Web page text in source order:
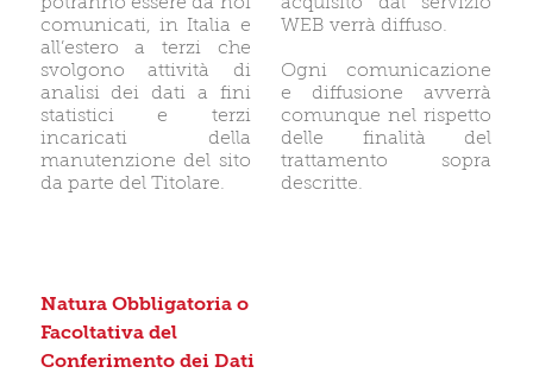
comunicati, in Italia e
all’estero a terzi che
svolgono attività di
analisi dei dati a fini
statistici e terzi
incaricati della
manutenzione del sito
da parte del Titolare.
WEB verrà diffuso.
Ogni comunicazione
e diffusione avverrà
comunque nel rispetto
delle finalità del
trattamento sopra
descritte.
Natura Obbligatoria o
Facoltativa del
Conferimento dei Dati